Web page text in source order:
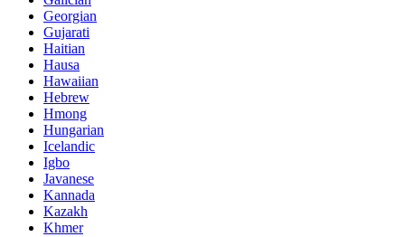
Georgian
Gujarati
Haitian
Hausa
Hawaiian
Hebrew
Hmong
Hungarian
Icelandic
Igbo
Javanese
Kannada
Kazakh
Khmer